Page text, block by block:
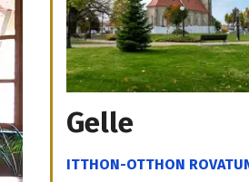
Gelle
ITTHON-OTTHON